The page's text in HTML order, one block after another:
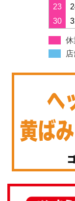
23
30
休